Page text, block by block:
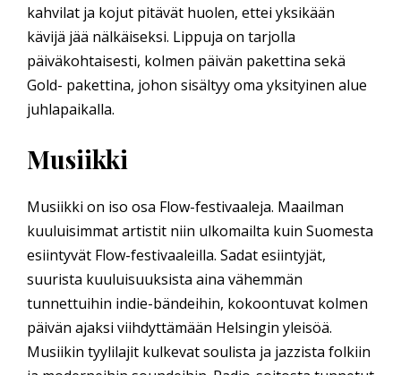
kahvilat ja kojut pitävät huolen, ettei yksikään
kävijä jää nälkäiseksi. Lippuja on tarjolla
päiväkohtaisesti, kolmen päivän pakettina sekä
Gold- pakettina, johon sisältyy oma yksityinen alue
juhlapaikalla.
Musiikki
Musiikki on iso osa Flow-festivaaleja. Maailman
kuuluisimmat artistit niin ulkomailta kuin Suomesta
esiintyvät Flow-festivaaleilla. Sadat esiintyjät,
suurista kuuluisuuksista aina vähemmän
tunnettuihin indie-bändeihin, kokoontuvat kolmen
päivän ajaksi viihdyttämään Helsingin yleisöä.
Musiikin tyylilajit kulkevat soulista ja jazzista folkiin